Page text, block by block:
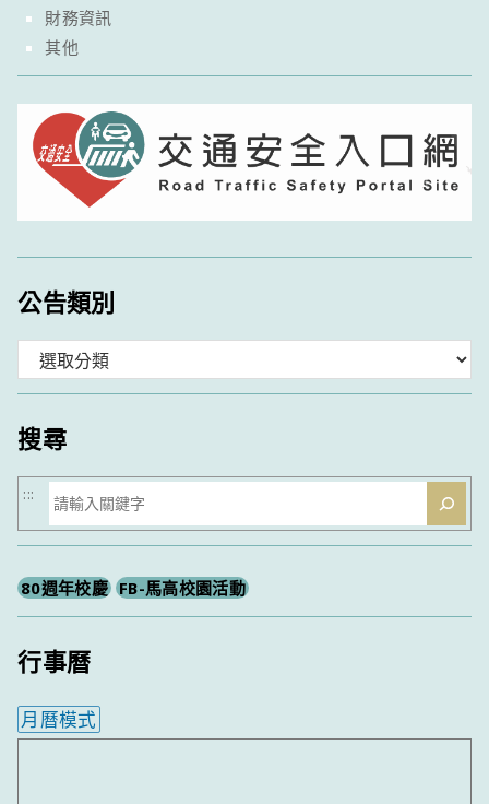
財務資訊
其他
公告類別
類
搜尋
搜
尋
:::
80週年校慶 FB-馬高校園活動
行事曆
月曆模式